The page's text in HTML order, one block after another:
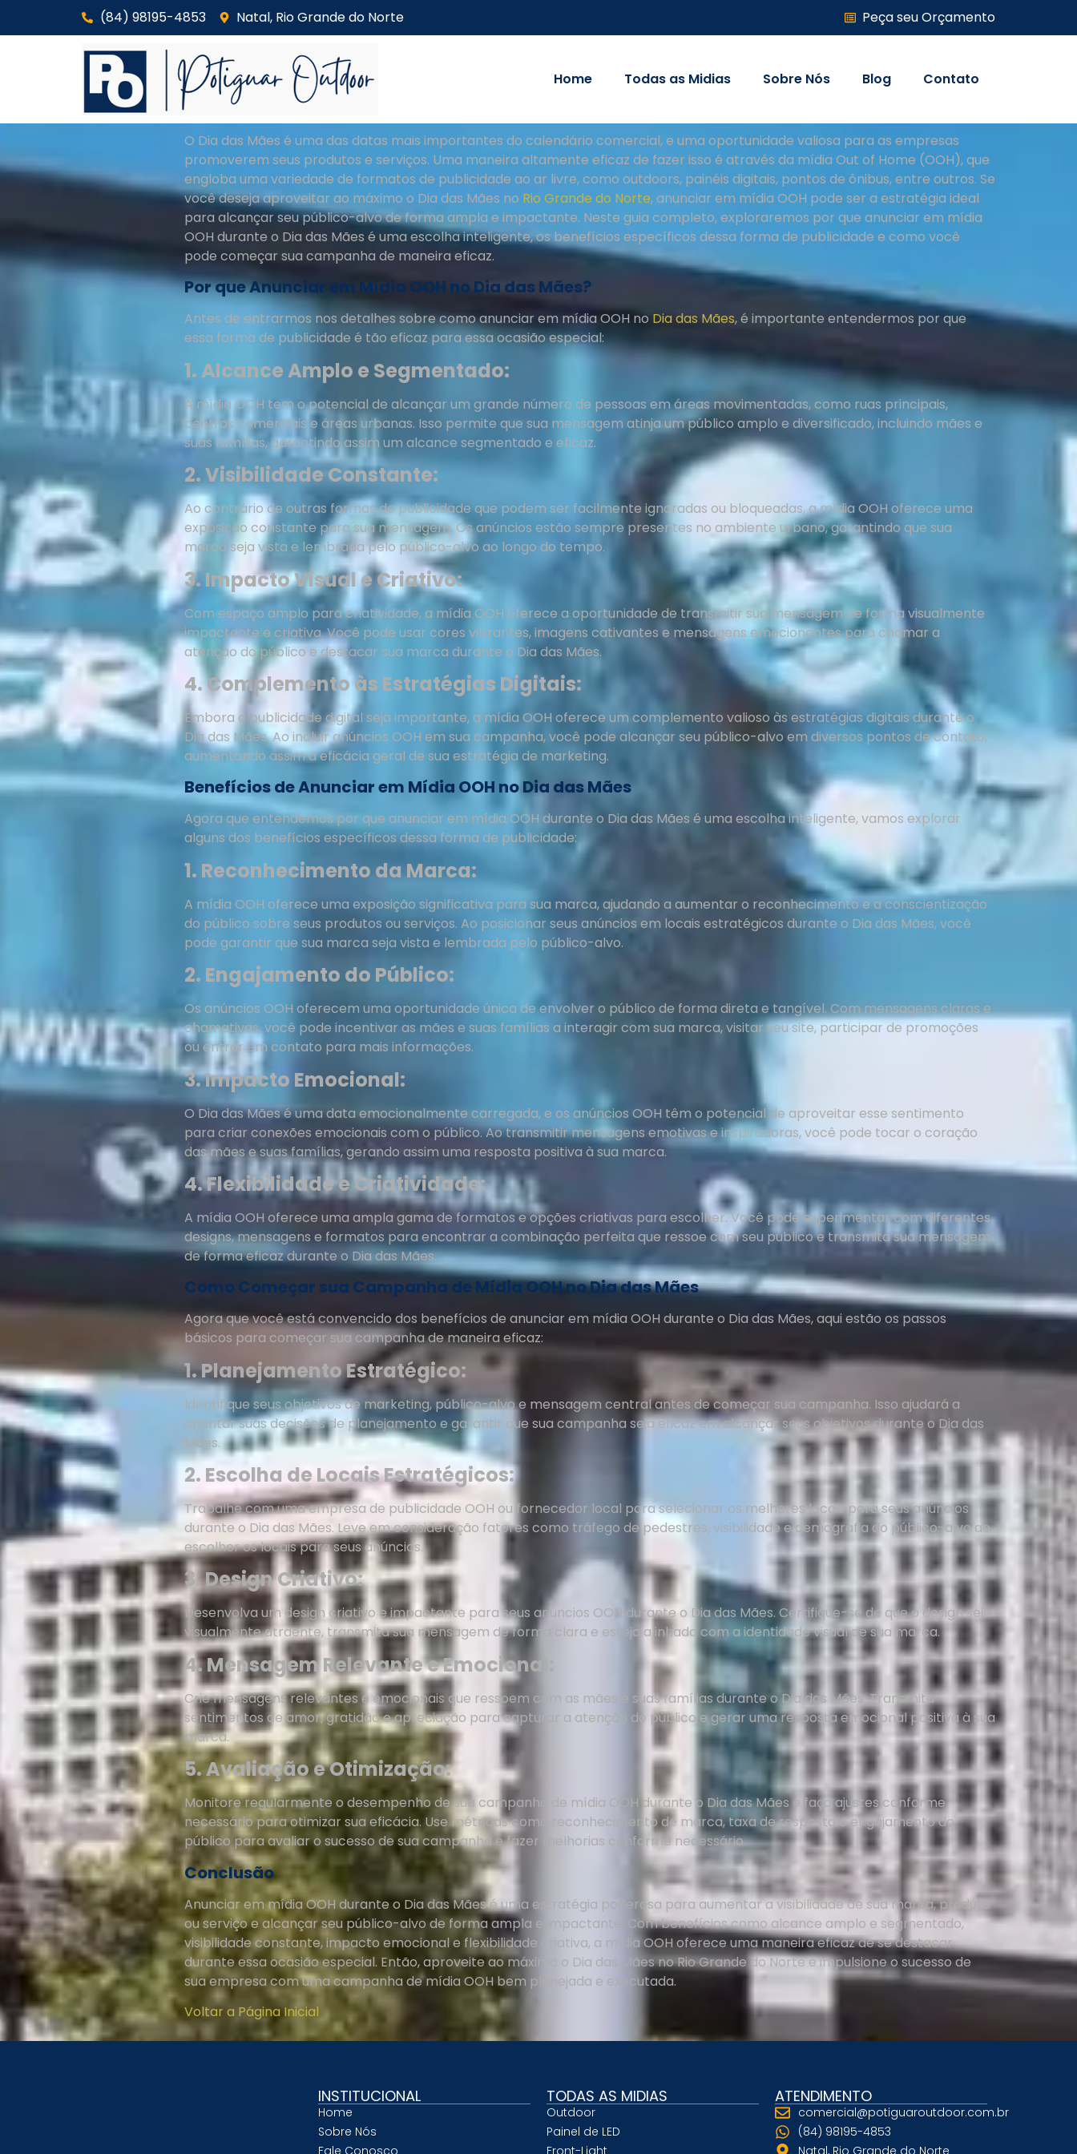
(84) 98195-4853 Natal, Rio Grande do Norte Peça seu Orçamento
Home Todas as Midias Sobre Nós Blog Contato
O Dia das Mães é uma das datas mais importantes do calendário comercial, e uma oportunidade valiosa para as empresas
promoverem seus produtos e serviços. Uma maneira altamente eficaz de fazer isso é através da mídia Out of Home (OOH), que
engloba uma variedade de formatos de publicidade ao ar livre, como outdoors, painéis digitais, pontos de ônibus, entre outros. Se
você deseja aproveitar ao máximo o Dia das Mães no Rio Grande do Norte, anunciar em mídia OOH pode ser a estratégia ideal
para alcançar seu público-alvo de forma ampla e impactante. Neste guia completo, exploraremos por que anunciar em mídia
OOH durante o Dia das Mães é uma escolha inteligente, os benefícios específicos dessa forma de publicidade e como você
pode começar sua campanha de maneira eficaz.
Por que Anunciar em Mídia OOH no Dia das Mães?
Antes de entrarmos nos detalhes sobre como anunciar em mídia OOH no Dia das Mães, é importante entendermos por que
essa forma de publicidade é tão eficaz para essa ocasião especial:
1. Alcance Amplo e Segmentado:
A mídia OOH tem o potencial de alcançar um grande número de pessoas em áreas movimentadas, como ruas principais,
centros comerciais e áreas urbanas. Isso permite que sua mensagem atinja um público amplo e diversificado, incluindo mães e
suas famílias, garantindo assim um alcance segmentado e eficaz.
2. Visibilidade Constante:
Ao contrário de outras formas de publicidade que podem ser facilmente ignoradas ou bloqueadas, a mídia OOH oferece uma
exposição constante para sua mensagem. Os anúncios estão sempre presentes no ambiente urbano, garantindo que sua
marca seja vista e lembrada pelo público-alvo ao longo do tempo.
3. Impacto Visual e Criativo:
Com espaço amplo para criatividade, a mídia OOH oferece a oportunidade de transmitir sua mensagem de forma visualmente
impactante e criativa. Você pode usar cores vibrantes, imagens cativantes e mensagens emocionantes para chamar a
atenção do público e destacar sua marca durante o Dia das Mães.
4. Complemento às Estratégias Digitais:
Embora a publicidade digital seja importante, a mídia OOH oferece um complemento valioso às estratégias digitais durante o
Dia das Mães. Ao incluir anúncios OOH em sua campanha, você pode alcançar seu público-alvo em diversos pontos de contato,
aumentando assim a eficácia geral de sua estratégia de marketing.
Benefícios de Anunciar em Mídia OOH no Dia das Mães
Agora que entendemos por que anunciar em mídia OOH durante o Dia das Mães é uma escolha inteligente, vamos explorar
alguns dos benefícios específicos dessa forma de publicidade:
1. Reconhecimento da Marca:
A mídia OOH oferece uma exposição significativa para sua marca, ajudando a aumentar o reconhecimento e a conscientização
do público sobre seus produtos ou serviços. Ao posicionar seus anúncios em locais estratégicos durante o Dia das Mães, você
pode garantir que sua marca seja vista e lembrada pelo público-alvo.
2. Engajamento do Público:
Os anúncios OOH oferecem uma oportunidade única de envolver o público de forma direta e tangível. Com mensagens claras e
chamativas, você pode incentivar as mães e suas famílias a interagir com sua marca, visitar seu site, participar de promoções
ou entrar em contato para mais informações.
3. Impacto Emocional:
O Dia das Mães é uma data emocionalmente carregada, e os anúncios OOH têm o potencial de aproveitar esse sentimento
para criar conexões emocionais com o público. Ao transmitir mensagens emotivas e inspiradoras, você pode tocar o coração
das mães e suas famílias, gerando assim uma resposta positiva à sua marca.
4. Flexibilidade e Criatividade:
A mídia OOH oferece uma ampla gama de formatos e opções criativas para escolher. Você pode experimentar com diferentes
designs, mensagens e formatos para encontrar a combinação perfeita que ressoe com seu público e transmita sua mensagem
de forma eficaz durante o Dia das Mães.
Como Começar sua Campanha de Mídia OOH no Dia das Mães
Agora que você está convencido dos benefícios de anunciar em mídia OOH durante o Dia das Mães, aqui estão os passos
básicos para começar sua campanha de maneira eficaz:
1. Planejamento Estratégico:
Identifique seus objetivos de marketing, público-alvo e mensagem central antes de começar sua campanha. Isso ajudará a
orientar suas decisões de planejamento e garantir que sua campanha seja eficaz em alcançar seus objetivos durante o Dia das
Mães.
2. Escolha de Locais Estratégicos:
Trabalhe com uma empresa de publicidade OOH ou fornecedor local para selecionar os melhores locais para seus anúncios
durante o Dia das Mães. Leve em consideração fatores como tráfego de pedestres, visibilidade e demografia do público-alvo ao
escolher os locais para seus anúncios.
3. Design Criativo:
Desenvolva um design criativo e impactante para seus anúncios OOH durante o Dia das Mães. Certifique-se de que o design seja
visualmente atraente, transmita sua mensagem de forma clara e esteja alinhado com a identidade visual de sua marca.
4. Mensagem Relevante e Emocional:
Crie mensagens relevantes e emocionais que ressoem com as mães e suas famílias durante o Dia das Mães. Transmita
sentimentos de amor, gratidão e apreciação para capturar a atenção do público e gerar uma resposta emocional positiva à sua
marca.
5. Avaliação e Otimização:
Monitore regularmente o desempenho de sua campanha de mídia OOH durante o Dia das Mães e faça ajustes conforme
necessário para otimizar sua eficácia. Use métricas como reconhecimento de marca, taxa de resposta e engajamento do
público para avaliar o sucesso de sua campanha e fazer melhorias conforme necessário.
Conclusão
Anunciar em mídia OOH durante o Dia das Mães é uma estratégia poderosa para aumentar a visibilidade de sua marca, produto
ou serviço e alcançar seu público-alvo de forma ampla e impactante. Com benefícios como alcance amplo e segmentado,
visibilidade constante, impacto emocional e flexibilidade criativa, a mídia OOH oferece uma maneira eficaz de se destacar
durante essa ocasião especial. Então, aproveite ao máximo o Dia das Mães no Rio Grande do Norte e impulsione o sucesso de
sua empresa com uma campanha de mídia OOH bem planejada e executada.
Voltar a Página Inicial
INSTITUCIONAL
Home
Sobre Nós
TODAS AS MIDIAS
Outdoor
Painel de LED
ATENDIMENTO
comercial@potiguaroutdoor.com.br
(84) 98195-4853